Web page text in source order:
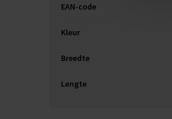
EAN-code
Kleur
Breedte
Lengte